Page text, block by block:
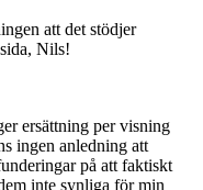
att det stödjer
Nils!
ersättning per visning
ingen anledning att
på att faktiskt
inte synliga för min